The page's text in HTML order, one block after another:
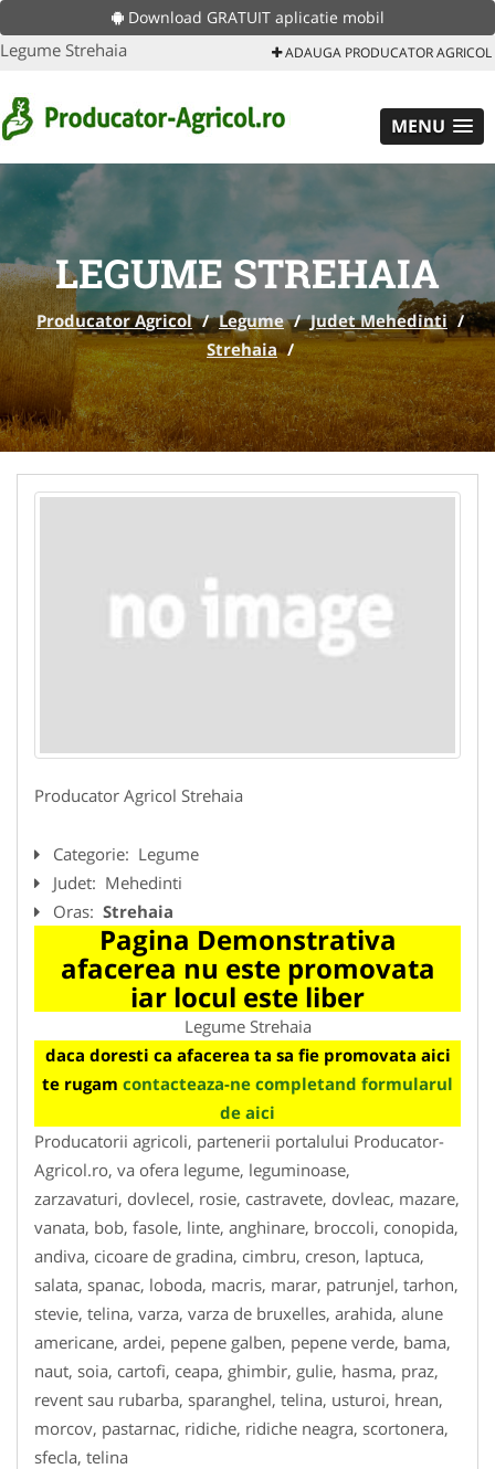
Download GRATUIT aplicatie mobil
Legume Strehaia ADAUGA PRODUCATOR AGRICOL
MENU
LEGUME STREHAIA
Producator Agricol / Legume / Judet Mehedinti /
Strehaia /
Producator Agricol Strehaia
Categorie: Legume
Judet: Mehedinti
Oras: Strehaia
Pagina Demonstrativa
afacerea nu este promovata
iar locul este liber
Legume Strehaia
daca doresti ca afacerea ta sa fie promovata aici
te rugam contacteaza-ne completand formularul
de aici
Producatorii agricoli, partenerii portalului Producator-
Agricol.ro, va ofera legume, leguminoase,
zarzavaturi, dovlecel, rosie, castravete, dovleac, mazare,
vanata, bob, fasole, linte, anghinare, broccoli, conopida,
andiva, cicoare de gradina, cimbru, creson, laptuca,
salata, spanac, loboda, macris, marar, patrunjel, tarhon,
stevie, telina, varza, varza de bruxelles, arahida, alune
americane, ardei, pepene galben, pepene verde, bama,
naut, soia, cartofi, ceapa, ghimbir, gulie, hasma, praz,
revent sau rubarba, sparanghel, telina, usturoi, hrean,
morcov, pastarnac, ridiche, ridiche neagra, scortonera,
sfecla, telina